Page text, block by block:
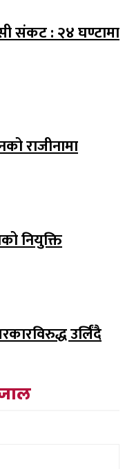
संकट : २४ घण्टामा
राजीनामा
नियुक्ति
उर्लिंदै